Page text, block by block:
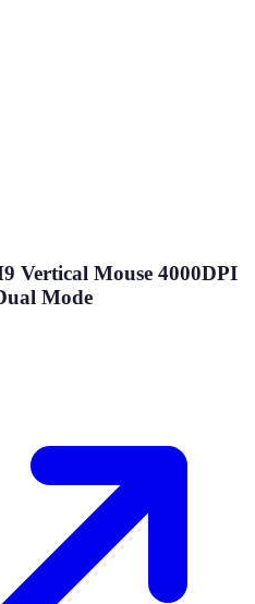
Vertical Mouse 4000DPI
Mode